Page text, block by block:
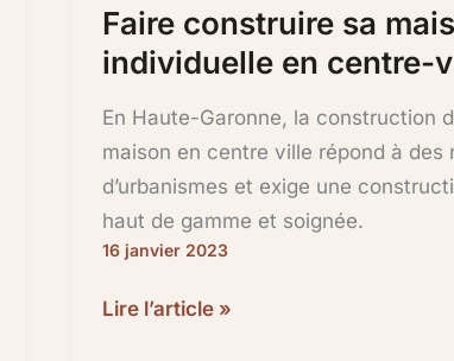
Faire construire sa
individuelle en centre-
En Haute-Garonne, la construction
maison en centre ville répond à des
d’urbanismes et exige une
haut de gamme et soignée.
16 janvier 2023
Faire
Lire l’article »